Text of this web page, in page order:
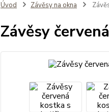
Úvod Závěsy na okna
Závěsy